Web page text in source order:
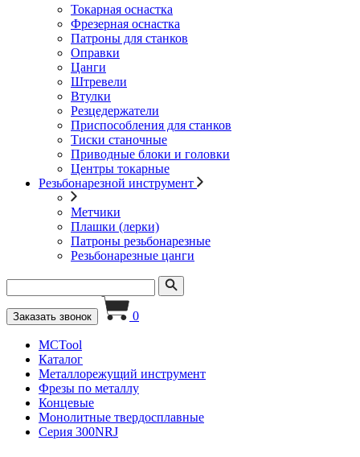
Токарная оснастка
Фрезерная оснастка
Патроны для станков
Оправки
Цанги
Штревели
Втулки
Резцедержатели
Приспособления для станков
Тиски станочные
Приводные блоки и головки
Центры токарные
Резьбонарезной инструмент
Метчики
Плашки (лерки)
Патроны резьбонарезные
Резьбонарезные цанги
Заказать звонок 0
MCTool
Каталог
Металлорежущий инструмент
Фрезы по металлу
Концевые
Монолитные твердосплавные
Серия 300NRJ